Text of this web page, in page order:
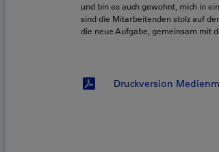
und bin es auchgewohnt, mich in
sind die Mitarbeitenden stolz auf
die neue Aufgabe, gemeinsam mit
Druckversion